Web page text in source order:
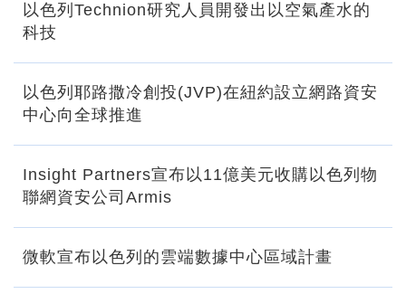
以色列Technion研究人員開發出以空氣產水的
科技
以色列耶路撒冷創投(JVP)在紐約設立網路資安
中心向全球推進
Insight Partners宣布以11億美元收購以色列物
聯網資安公司Armis
微軟宣布以色列的雲端數據中心區域計畫